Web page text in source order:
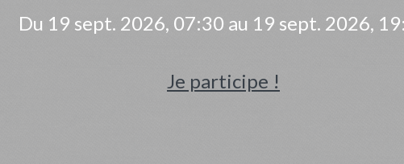
Du 19 sept. 2026, 07:30 au 19 sept. 2026,
Je participe !